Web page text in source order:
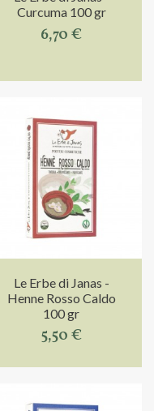
Curcuma 100 gr
6,70 €
Le Erbe di Janas -
Henne Rosso Caldo
100 gr
5,50 €